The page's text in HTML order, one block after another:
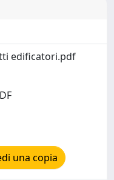
edificatori.pdf
una copia